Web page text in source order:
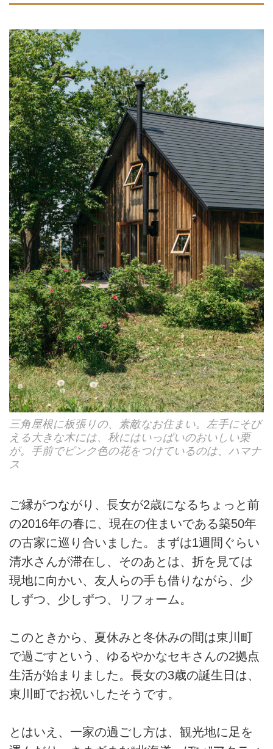
三角屋根に板張りの、素敵なお住まい。左手にそび
える大きな木には、秋にはいっぱいのおいしい栗
が。手前でピンク色の花をつけているのは、ハマナ
ス
ご縁がつながり、長女が2歳になるちょっと前
の2016年の春に、現在の住まいである築50年
の古家に巡り合いました。まずは1週間ぐらい
清水さんが滞在し、そのあとは、折を見ては
現地に向かい、友人らの手も借りながら、少
しずつ、少しずつ、リフォーム。
このときから、夏休みと冬休みの間は東川町
で過ごすという、ゆるやかなセキさんの2拠点
生活が始まりました。長女の3歳の誕生日は、
東川町でお祝いしたそうです。
とはいえ、一家の過ごし方は、観光地に足を